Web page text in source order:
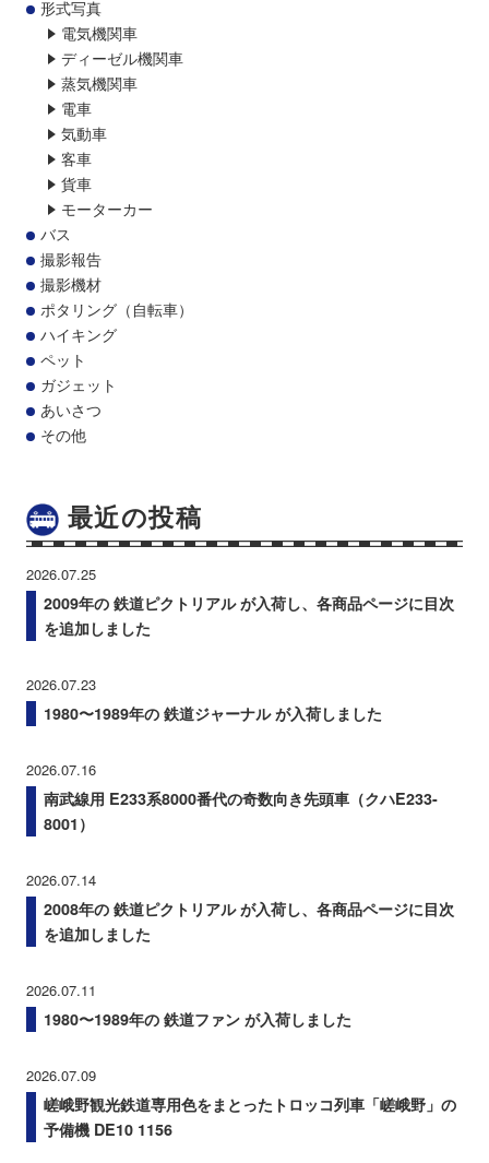
形式写真
電気機関車
ディーゼル機関車
蒸気機関車
電車
気動車
客車
貨車
モーターカー
バス
撮影報告
撮影機材
ポタリング（自転車）
ハイキング
ペット
ガジェット
あいさつ
その他
最近の投稿
2026.07.25
2009年の 鉄道ピクトリアル が入荷し、各商品ページに目次
を追加しました
2026.07.23
1980〜1989年の 鉄道ジャーナル が入荷しました
2026.07.16
南武線用 E233系8000番代の奇数向き先頭車（クハE233-
8001）
2026.07.14
2008年の 鉄道ピクトリアル が入荷し、各商品ページに目次
を追加しました
2026.07.11
1980〜1989年の 鉄道ファン が入荷しました
2026.07.09
嵯峨野観光鉄道専用色をまとったトロッコ列車「嵯峨野」の
予備機 DE10 1156